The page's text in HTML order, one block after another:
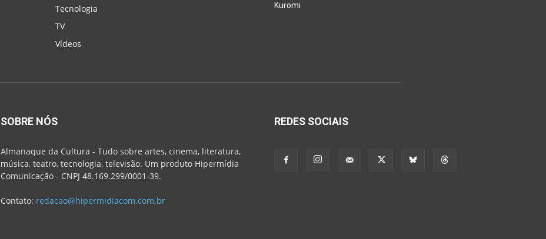
Tecnologia
TV
Vídeos
Kuromi
SOBRE NÓS
Almanaque da Cultura - Tudo sobre artes, cinema, literatura,
música, teatro, tecnologia, televisão. Um produto Hipermídia
Comunicação - CNPJ 48.169.299/0001-39.
Contato: redacao@hipermidiacom.com.br
REDES SOCIAIS